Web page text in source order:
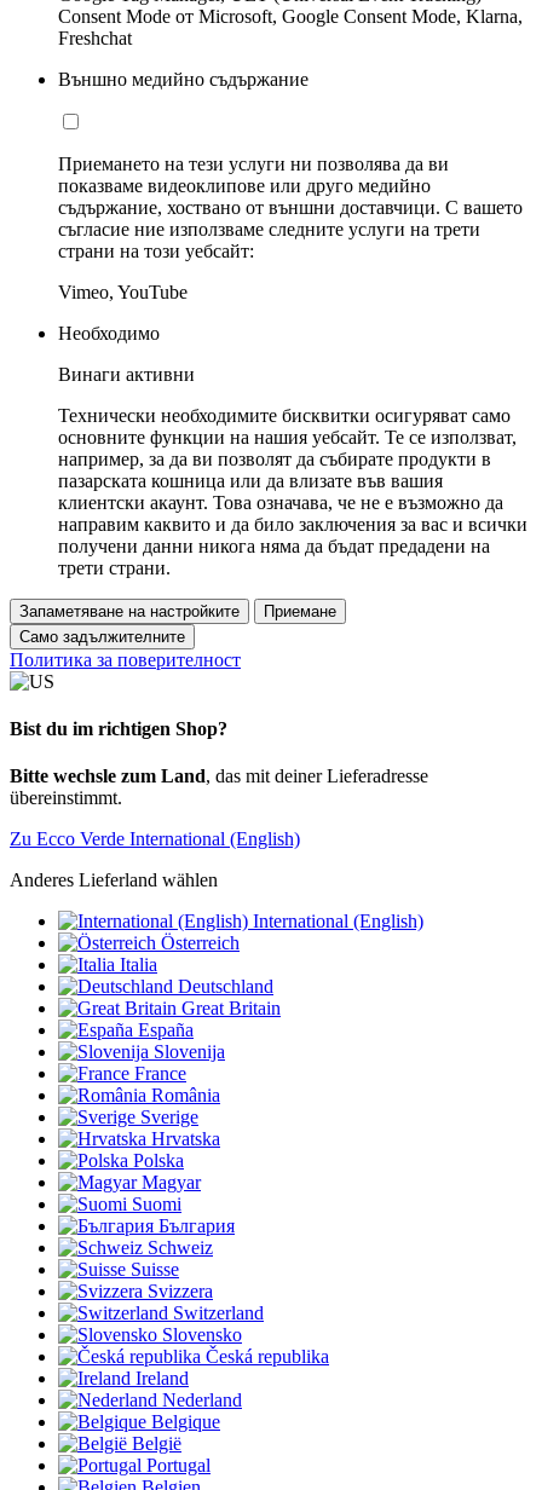
Consent Mode от Microsoft, Google Consent Mode, Klarna,
Freshchat
Външно медийно съдържание
Приемането на тези услуги ни позволява да ви
показваме видеоклипове или друго медийно
съдържание, хоствано от външни доставчици. С вашето
съгласие ние използваме следните услуги на трети
страни на този уебсайт:
Vimeo, YouTube
Необходимо
Винаги активни
Технически необходимите бисквитки осигуряват само
основните функции на нашия уебсайт. Те се използват,
например, за да ви позволят да събирате продукти в
пазарската кошница или да влизате във вашия
клиентски акаунт. Това означава, че не е възможно да
направим каквито и да било заключения за вас и всички
получени данни никога няма да бъдат предадени на
трети страни.
Запаметяване на настройките
Приемане
Само задължителните
Политика за поверителност
Bist du im richtigen Shop?
Bitte wechsle zum Land, das mit deiner Lieferadresse
übereinstimmt.
Zu Ecco Verde International (English)
Anderes Lieferland wählen
International (English)
Österreich
Italia
Deutschland
Great Britain
España
Slovenija
France
România
Sverige
Hrvatska
Polska
Magyar
Suomi
България
Schweiz
Suisse
Svizzera
Switzerland
Slovensko
Česká republika
Ireland
Nederland
Belgique
België
Portugal